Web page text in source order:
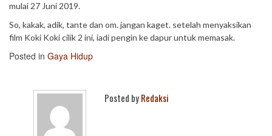
mulai 27 Juni 2019.
So, kakak, adik, tante dan om. jangan kaget. setelah menyaksikan
film Koki Koki cilik 2 ini, iadi pengin ke dapur untuk memasak.
Posted in Gaya Hidup
Posted byRedaksi